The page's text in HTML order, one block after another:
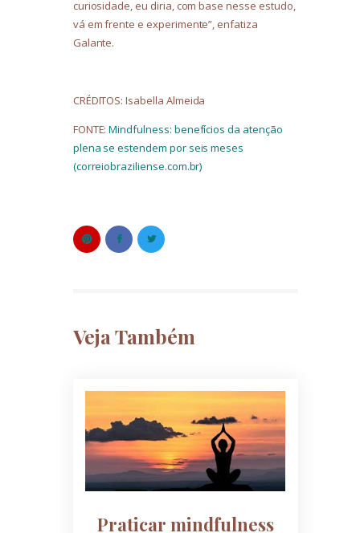
curiosidade, eu diria, com base nesse estudo,
vá em frente e experimente”, enfatiza
Galante.
CRÉDITOS: Isabella Almeida
FONTE:Mindfulness: benefícios da atenção
plena se estendem por seis meses
(correiobraziliense.com.br)
Veja Também
Praticar mindfulness